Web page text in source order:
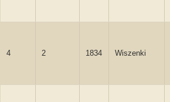
4 2 1834 Wiszenki